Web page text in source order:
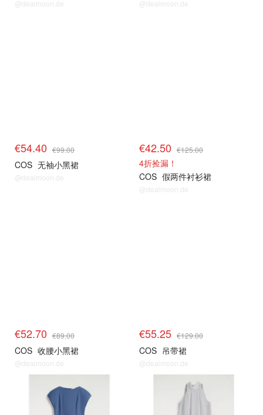
@dealmoon.de @dealmoon.de
€54.40 €99.00
COS 无袖小黑裙
@dealmoon.de
€42.50 €125.00
4折捡漏！
COS 假两件衬衫裙
@dealmoon.de
€52.70 €89.00
COS 收腰小黑裙
@dealmoon.de
€55.25 €129.00
COS 吊带裙
@dealmoon.de